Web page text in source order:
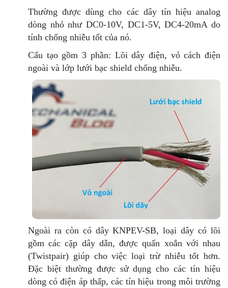
Thường được dùng cho các dây tín hiệu analog
dòng nhỏ như DC0-10V, DC1-5V, DC4-20mA do
tính chống nhiễu tốt của nó.
Cấu tạo gồm 3 phần: Lõi dây điện, vỏ cách điện
ngoài và lớp lưới bạc shield chống nhiễu.
Ngoài ra còn có dây KNPEV-SB, loại dây có lõi
gồm các cặp dây dẫn, được quấn xoắn với nhau
(Twistpair) giúp cho việc loại trừ nhiễu tốt hơn.
Đặc biệt thường được sử dụng cho các tín hiệu
dòng có điện áp thấp, các tín hiệu trong môi trường